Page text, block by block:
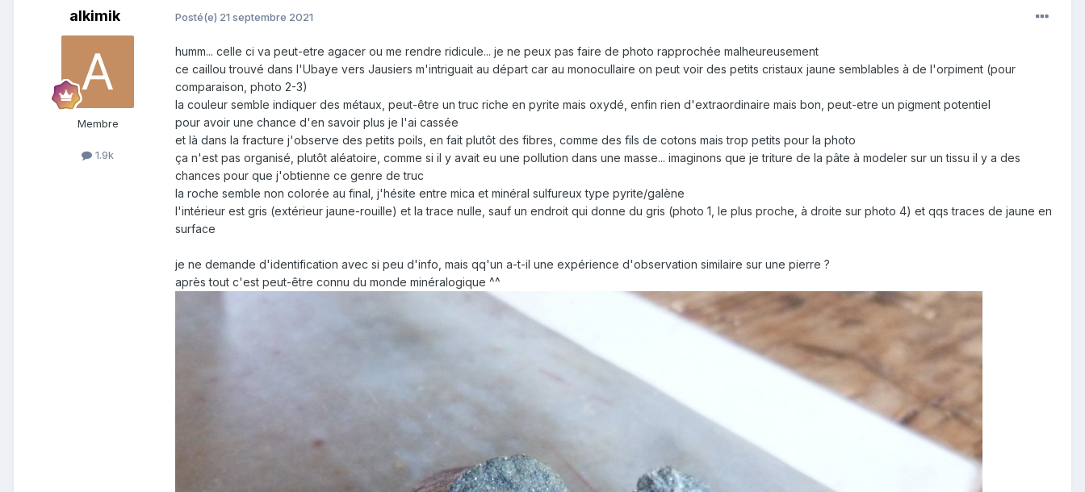
alkimik
Membre
1.9k
Posté(e) 21 septembre 2021
humm... celle ci va peut-etre agacer ou me rendre ridicule... je ne peux pas faire de photo rapprochée malheureusement
ce caillou trouvé dans l'Ubaye vers Jausiers m'intriguait au départ car au monocullaire on peut voir des petits cristaux jaune semblables à de l'orpiment (pour
comparaison, photo 2-3)
la couleur semble indiquer des métaux, peut-être un truc riche en pyrite mais oxydé, enfin rien d'extraordinaire mais bon, peut-etre un pigment potentiel
pour avoir une chance d'en savoir plus je l'ai cassée
et là dans la fracture j'observe des petits poils, en fait plutôt des fibres, comme des fils de cotons mais trop petits pour la photo
ça n'est pas organisé, plutôt aléatoire, comme si il y avait eu une pollution dans une masse... imaginons que je triture de la pâte à modeler sur un tissu il y a des
chances pour que j'obtienne ce genre de truc
la roche semble non colorée au final, j'hésite entre mica et minéral sulfureux type pyrite/galène
l'intérieur est gris (extérieur jaune-rouille) et la trace nulle, sauf un endroit qui donne du gris (photo 1, le plus proche, à droite sur photo 4) et qqs traces de jaune en
surface
je ne demande d'identification avec si peu d'info, mais qq'un a-t-il une expérience d'observation similaire sur une pierre ?
après tout c'est peut-être connu du monde minéralogique ^^